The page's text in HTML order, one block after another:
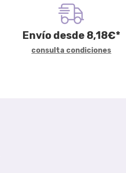
Envío desde 8,18€*
consulta condiciones